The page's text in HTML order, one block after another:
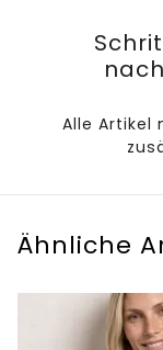
Alle Artikel
Ähnliche